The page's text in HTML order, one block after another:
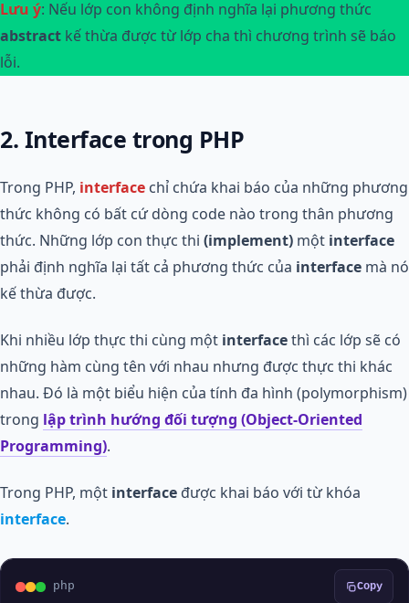
Lưu ý: Nếu lớp con không định nghĩa lại phương thức
abstract kế thừa được từ lớp cha thì chương trình sẽ báo
lỗi.
2. Interface trong PHP
Trong PHP, interface chỉ chứa khai báo của những phương
thức không có bất cứ dòng code nào trong thân phương
thức. Những lớp con thực thi (implement) một interface
phải định nghĩa lại tất cả phương thức của interface mà nó
kế thừa được.
Khi nhiều lớp thực thi cùng một interfacethì các lớp sẽ có
những hàm cùng tên với nhau nhưng được thực thi khác
nhau. Đó là một biểu hiện của tính đa hình (polymorphism)
trong lập trình hướng đối tượng (Object-Oriented
Programming).
Trong PHP, một interface được khai báo với từ khóa
interface.
php Copy